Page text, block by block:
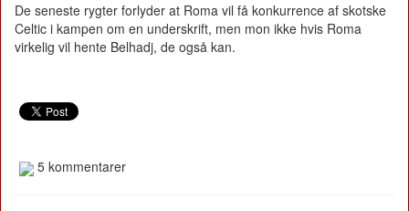
De seneste rygter forlyder at Roma vil få konkurrence af skotske
Celtic i kampen om en underskrift, men mon ikke hvis Roma
virkelig vil hente Belhadj, de også kan.
5 kommentarer